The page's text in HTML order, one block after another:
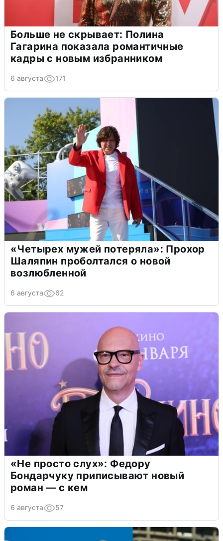
Больше не скрывает: Полина
Гагарина показала романтичные
кадры с новым избранником
6 августа 171
«Четырех мужей потеряла»: Прохор
Шаляпин проболтался о новой
возлюбленной
6 августа 62
«Не просто слух»: Федору
Бондарчуку приписывают новый
роман — с кем
6 августа 57